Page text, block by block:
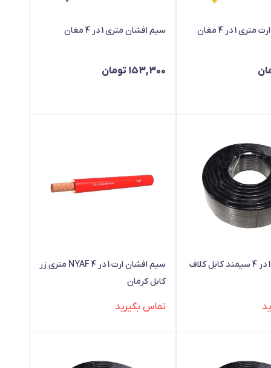
1 در 4 مغان سیم افشان متری 1 در 4 مغان
153,300 تومان
سیم افشان 1 در 4 سیمند کابل کلاف
سیم افشان ارت 1 در 4 NYAF متری زر
کابل کرمان
تماس بگیرید